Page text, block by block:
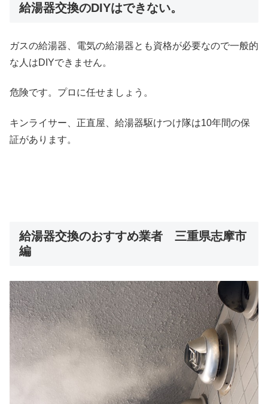
給湯器交換のDIYはできない。
ガスの給湯器、電気の給湯器とも資格が必要なので一般的
な人はDIYできません。
危険です。プロに任せましょう。
キンライサー、正直屋、給湯器駆けつけ隊は10年間の保
証があります。
給湯器交換のおすすめ業者 三重県志摩市
編